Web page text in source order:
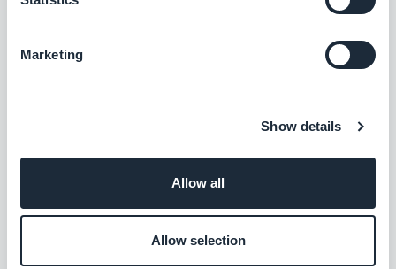
Marketing
Show details
Allow all
Allow selection
Pinterest
Hyödynnä sisältöstrategiaasi parhaalla